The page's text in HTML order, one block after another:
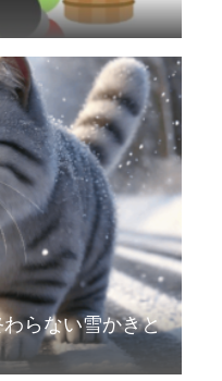
らない雪かきと